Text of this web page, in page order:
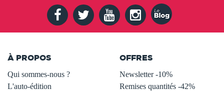
À PROPOS
Qui sommes-nous ?
L'auto-édition
OFFRES
Newsletter -10%
Remises quantités -42%